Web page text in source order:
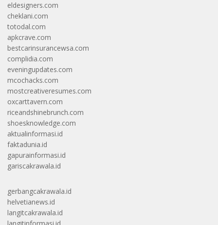
eldesigners.com
cheklani.com
totodal.com
apkcrave.com
bestcarinsurancewsa.com
complidia.com
eveningupdates.com
mcochacks.com
mostcreativeresumes.com
oxcarttavern.com
riceandshinebrunch.com
shoesknowledge.com
aktualinformasi.id
faktadunia.id
gapurainformasi.id
gariscakrawala.id
gerbangcakrawala.id
helvetianews.id
langitcakrawala.id